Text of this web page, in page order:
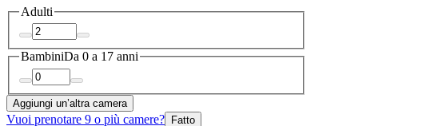
Adulti
BambiniDa 0 a 17 anni
Aggiungi un’altra camera
Vuoi prenotare 9 o più camere? Fatto